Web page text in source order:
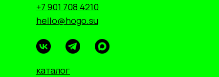
+7 901 708 4210
hello@hogo.su
каталог